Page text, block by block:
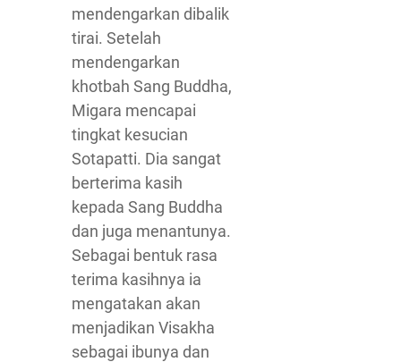
mendengarkan dibalik
tirai. Setelah
mendengarkan
khotbah Sang Buddha,
Migara mencapai
tingkat kesucian
Sotapatti. Dia sangat
berterima kasih
kepada Sang Buddha
dan juga menantunya.
Sebagai bentuk rasa
terima kasihnya ia
mengatakan akan
menjadikan Visakha
sebagai ibunya dan